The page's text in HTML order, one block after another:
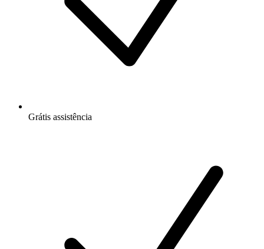
Grátis assistência